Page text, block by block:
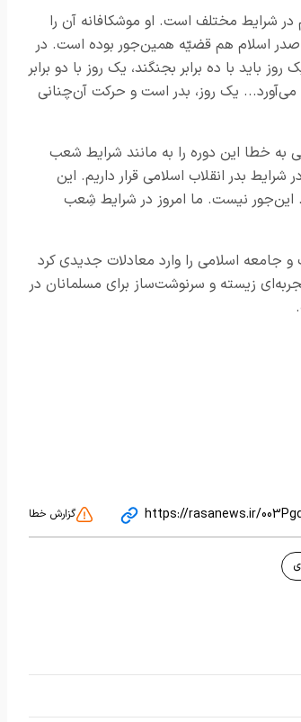
شرایط مختلف است. او موشکافانه آن را
اسلام هم قضیّه همین‌جور بوده است. در
باید با ده برابر بجنگند، یک روز با دو برابر
می‌آورد... یک روز، بدر است و حرکت آن‌چنانی
به خطا این دوره را به مانند شرایط شعب
بدر انقلاب اسلامی قرار داریم. این
این‌جور نیست. ما امروز در شرایط شِعب
جامعه اسلامی را وارد معادلات جدیدی کرد
زیسته و سرنوشت‌ساز برای مسلمانان در
https://rasanews.ir/ گزارش خطا